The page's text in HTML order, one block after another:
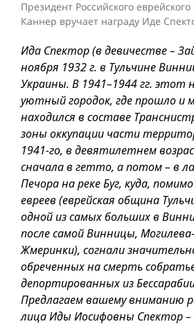
Президент Российского
Каннер вручает награду Иде
Ида Спектор (в девичестве –
ноября 1932 г. в Тульчине
Украины. В 1941–1944 гг. этот
уютный городок, где прошло и
находился в составе
зоны оккупации части
1941-го, в девятилетнем
сначала в гетто, а потом – в
Печора на реке Буг, куда,
евреев (еврейская община
одной из самых больших в
после самой Винницы,
Жмеринки), согнали
обреченных на смерть
депортированных из
Предлагаем вашему вниманию
лица Иды Иосифовны Спектор